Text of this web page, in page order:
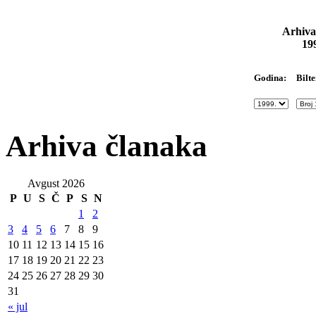
Godina:
Arhiva članaka
Avgust 2026
P U S Č P S N
« jul
1
2
3
4 5 6 7 8
9
10 11 12 13 14 15 16
17 18 19 20 21 22 23
24 25 26 27 28 29 30
31